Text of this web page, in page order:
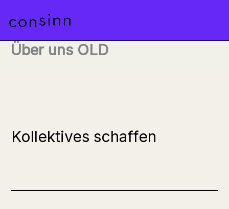
Inhalt
springen
Über uns OLD
Kollektives schaffen